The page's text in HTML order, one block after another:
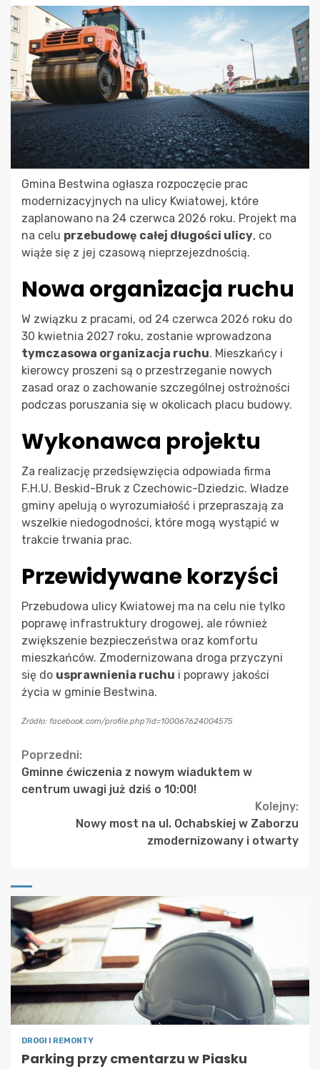
Gmina Bestwina ogłasza rozpoczęcie prac
modernizacyjnych na ulicy Kwiatowej, które
zaplanowano na 24 czerwca 2026 roku. Projekt ma
na celu przebudowę całej długości ulicy, co
wiąże się z jej czasową nieprzejezdnością.
Nowa organizacja ruchu
W związku z pracami, od 24 czerwca 2026 roku do
30 kwietnia 2027 roku, zostanie wprowadzona
tymczasowa organizacja ruchu. Mieszkańcy i
kierowcy proszeni są o przestrzeganie nowych
zasad oraz o zachowanie szczególnej ostrożności
podczas poruszania się w okolicach placu budowy.
Wykonawca projektu
Za realizację przedsięwzięcia odpowiada firma
F.H.U. Beskid-Bruk z Czechowic-Dziedzic. Władze
gminy apelują o wyrozumiałość i przepraszają za
wszelkie niedogodności, które mogą wystąpić w
trakcie trwania prac.
Przewidywane korzyści
Przebudowa ulicy Kwiatowej ma na celu nie tylko
poprawę infrastruktury drogowej, ale również
zwiększenie bezpieczeństwa oraz komfortu
mieszkańców. Zmodernizowana droga przyczyni
się do usprawnienia ruchu i poprawy jakości
życia w gminie Bestwina.
Źródło: facebook.com/profile.php?id=100067624004575
Continue
Reading
Poprzedni:
Gminne ćwiczenia z nowym wiaduktem w
centrum uwagi już dziś o 10:00!
Kolejny:
Nowy most na ul. Ochabskiej w Zaborzu
zmodernizowany i otwarty
DROGI I REMONTY
Parking przy cmentarzu w Piasku